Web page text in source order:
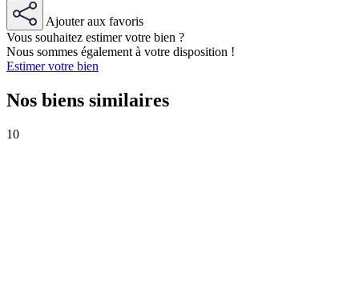
Ajouter aux favoris
Vous souhaitez estimer votre bien ?
Nous sommes également à votre disposition !
Estimer votre bien
Nos biens similaires
10